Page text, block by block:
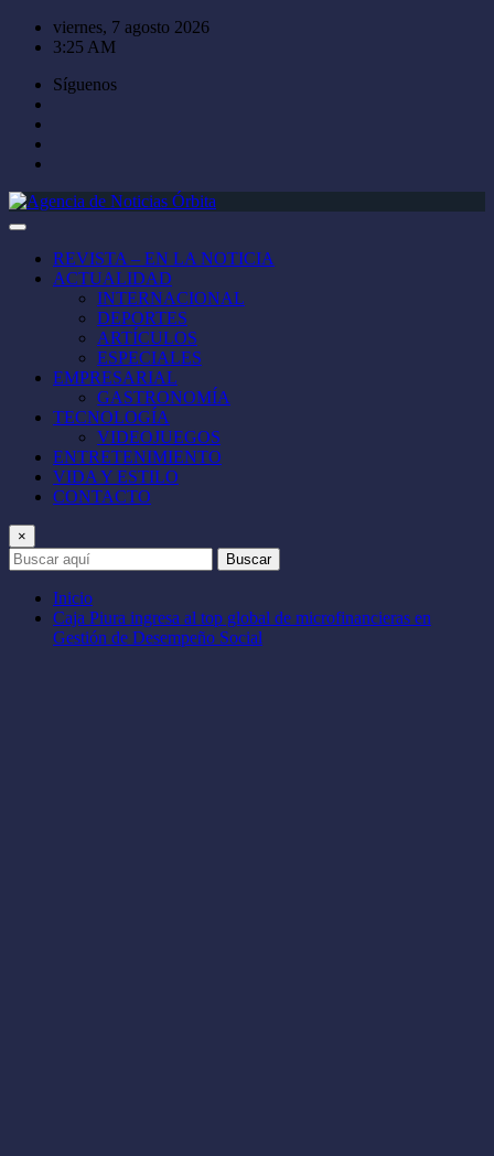
Saltar
viernes, 7 agosto 2026
3:25 AM
Síguenos
REVISTA – EN LA NOTICIA
ACTUALIDAD
INTERNACIONAL
DEPORTES
ARTÍCULOS
ESPECIALES
EMPRESARIAL
GASTRONOMÍA
TECNOLOGÍA
VIDEOJUEGOS
ENTRETENIMIENTO
VIDA Y ESTILO
CONTACTO
×
Buscar
Inicio
Caja Piura ingresa al top global de microfinancieras en
Gestión de Desempeño Social